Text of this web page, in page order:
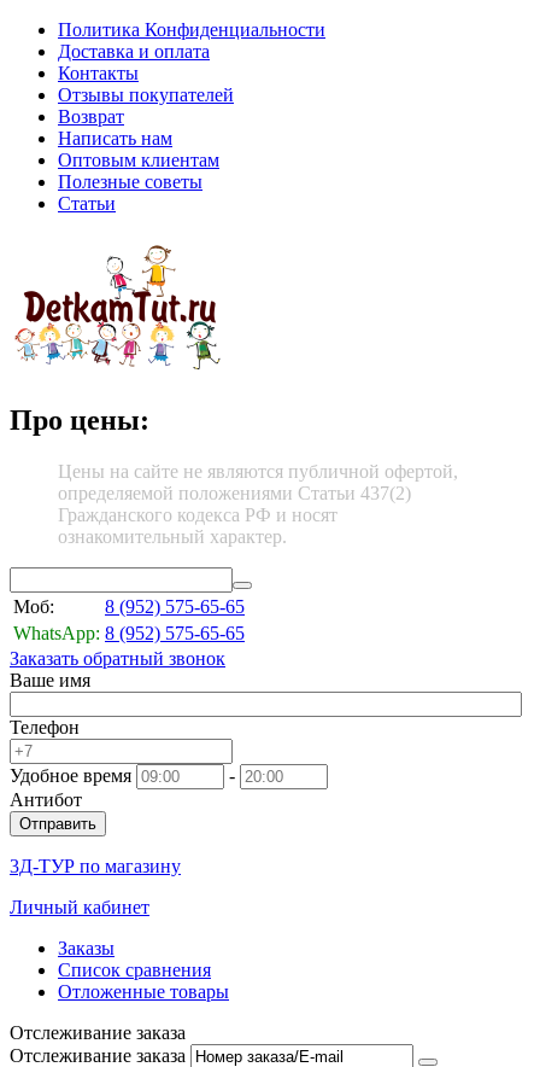
Политика Конфиденциальности
Доставка и оплата
Контакты
Отзывы покупателей
Возврат
Написать нам
Оптовым клиентам
Полезные советы
Статьи
Про цены:
Цены на сайте не являются публичной офертой,
определяемой положениями Статьи 437(2)
Гражданского кодекса РФ и носят
ознакомительный характер.
Моб: 8 (952) 575-65-65
WhatsApp: 8 (952) 575-65-65
Заказать обратный звонок
Ваше имя
Телефон
Удобное время
-
Антибот
Отправить
3Д-ТУР по магазину
Личный кабинет
Заказы
Список сравнения
Отложенные товары
Отслеживание заказа
Отслеживание заказа